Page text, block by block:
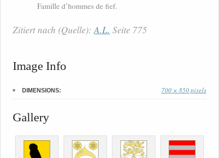
Famille d’hommes de fief.
Zitiert nach (Quelle): A.L. Seite 775
Image Info
DIMENSIONS: 700 × 850 pixels
Gallery